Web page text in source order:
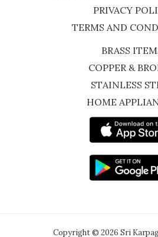
PRIVACY
TERMS AND
BRASS
COPPER &
STAINLESS
HOME
Copyright © 2026 Sri